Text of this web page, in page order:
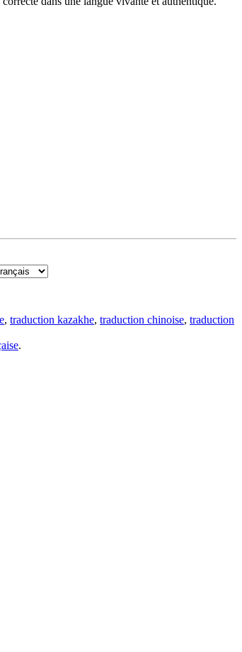
, traduction kazakhe, traduction chinoise, traduction
.